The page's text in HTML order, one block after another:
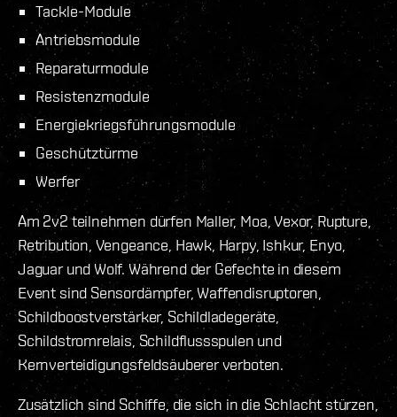
Tackle-Module
Antriebsmodule
Reparaturmodule
Resistenzmodule
Energiekriegsführungsmodule
Geschütztürme
Werfer
Am 2v2 teilnehmen dürfen Maller, Moa, Vexor, Rupture,
Retribution, Vengeance, Hawk, Harpy, Ishkur, Enyo,
Jaguar und Wolf. Während der Gefechte in diesem
Event sind Sensordämpfer, Waffendisruptoren,
Schildboostverstärker, Schildladegeräte,
Schildstromrelais, Schildflussspulen und
Kernverteidigungsfeldsäuberer verboten.
Zusätzlich sind Schiffe, die sich in die Schlacht stürzen,